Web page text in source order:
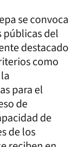
se convoca
públicas del
destacado
como
para el
de
de
de los